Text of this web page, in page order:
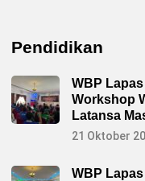
Pendidikan
WBP
Workshop
Latansa
21 Oktober
WBP